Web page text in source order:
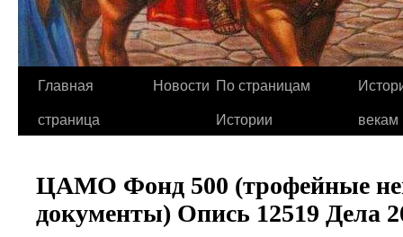
Главная
страница
Новости По страницам
Истории
векам
ЦАМО Фонд 500 (трофейные
документы) Опись 12519 Дела